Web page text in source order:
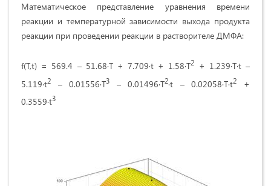
Математическое представление уравнения времени
реакции и температурной зависимости выхода продукта
реакции при проведении реакции в растворителе ДМФА:
f(T,t) = 569.4 – 51.68∙T + 7.709∙t + 1.58∙T2 + 1.239∙T∙t –
5.119∙t2 – 0.01556∙T3 – 0.01496∙T2∙t – 0.02058∙T∙t2
+
0.3559∙t3